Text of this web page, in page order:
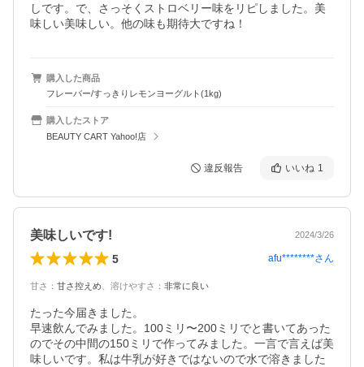
しです。で、さっそくストロベリー味をリピしました。美
味しい美味しい。他の味も期待大ですね！
購入した商品
フレーバー/すっきりレモンヨーグルト(1kg)
購入したストア
BEAUTY CART Yahoo!店
違反報告 いいね 1
美味しいです! 2024/3/26
5 afu********さん
甘さ ： 甘さ控えめ 溶けやすさ ： 非常に良い
たった今届きました。
早速飲んでみました。100ミリ〜200ミリでと書いてあった
のでその中間の150ミリで作ってみました。一言で言えば美
味しいです。私は牛乳が好きではないので水で溶きました